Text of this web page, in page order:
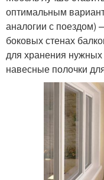
оптимальным
аналогии с поездом)
боковых стенах
для хранения
навесные полочки